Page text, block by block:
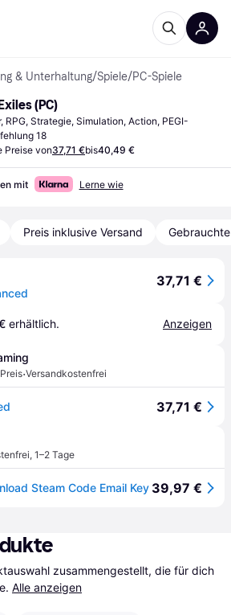
& Unterhaltung/Spiele/PC-Spiele
(PC)
RPG, Strategie, Simulation, Action, PEGI-
18
Preise von37,71 €bis40,49 €
mit Lerne wie
Preis inklusive Versand
37,71 €
erhältlich. Anzeigen
·Versandkostenfrei
37,71 €
, 1–2 Tage
Steam Code Email Key 39,97 €
zusammengestellt, die für dich
Alle anzeigen